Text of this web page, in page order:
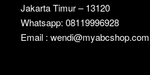
Jakarta Timur – 13120
Whatsapp: 08119996928
Email : wendi@myabcshop.com